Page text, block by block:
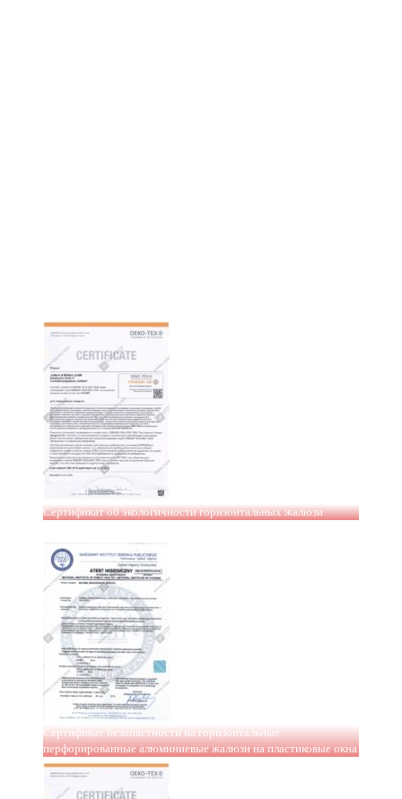
Сертификат об экологичности горизонтальных жалюзи
Сертификат безопастности на горизонтальные
перфорированные алюминиевые жалюзи на пластиковые окна